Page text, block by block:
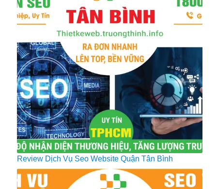
Review Dịch Vụ Seo Website Quận Tân Bình